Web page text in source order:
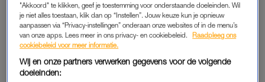
Gemeenten stellen zich op als manager en inkoper met de
focus op kostenbesparing, maar zonder kennis van complexe
jeugdzorg. Van der Aar vergelijkt het met een verwijzing naar
het ziekenhuis voor een gebroken been: “Dan hoeft toch niet
eerst nog een ambtenaar naar te kijken? Zo’n toets van de
"Akkoord" te klikken, geef je toestemming voor onderstaande doeleinden. Wil
je niet alles toestaan, klik dan op “Instellen”. Jouw keuze kun je opnieuw
aanpassen via “Privacy-instellingen” onderaan onze websites of in de menu’s
van onze apps. Lees meer in ons privacy- en cookiebeleid.
Raadpleeg ons
cookiebeleid voor meer informatie.
Wij en onze partners verwerken gegevens voor de volgende
doeleinden: